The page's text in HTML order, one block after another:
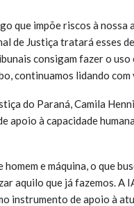
que impõe riscos à
de Justiça tratará esses
consigam fazer o uso
continuamos lidando
do Paraná, Camila
apoio à capacidade
homem e máquina, o que
aquilo que já fazemos.
instrumento de apoio à